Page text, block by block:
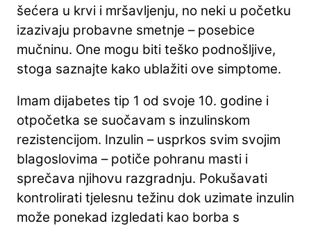
šećera u krvi i mršavljenju, no neki u početku
izazivaju probavne smetnje – posebice
mučninu. One mogu biti teško podnošljive,
stoga saznajte kako ublažiti ove simptome.
Imam dijabetes tip 1 od svoje 10. godine i
otpočetka se suočavam s inzulinskom
rezistencijom. Inzulin – usprkos svim svojim
blagoslovima – potiče pohranu masti i
sprečava njihovu razgradnju. Pokušavati
kontrolirati tjelesnu težinu dok uzimate inzulin
može ponekad izgledati kao borba s